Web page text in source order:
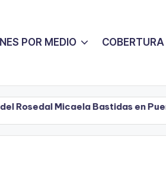
POR MEDIO COBERTURA
Bastidas en Puerto Madero
Bastidas en Puerto Madero